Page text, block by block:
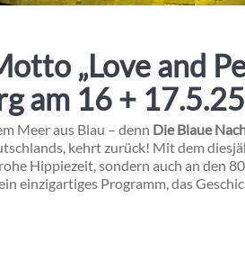
„Love and
am 16 + 17.5.25
Meer aus Blau – denn Die Blaue
kehrt zurück! Mit dem
Hippiezeit, sondern auch an den
einzigartiges Programm, das